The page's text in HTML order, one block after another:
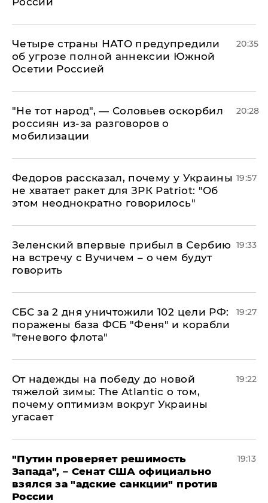
Четыре страны НАТО предупредили
об угрозе полной аннексии Южной
Осетии Россией
20:35
​"Не тот народ", — Соловьев оскорбил
россиян из-за разговоров о
мобилизации
20:28
Федоров рассказал, почему у Украины
не хватает ракет для ЗРК Patriot: "Об
этом неоднократно говорилось"
19:57
Зеленский впервые прибыл в Сербию
на встречу с Вучичем – о чем будут
говорить
19:33
СБС за 2 дня уничтожили 102 цели РФ:
поражены база ФСБ "Феня" и корабли
"теневого флота"
19:27
От надежды на победу до новой
тяжелой зимы: The Atlantic о том,
почему оптимизм вокруг Украины
угасает
19:22
"Путин проверяет решимость
Запада", – Сенат США официально
взялся за "адские санкции" против
России
19:13